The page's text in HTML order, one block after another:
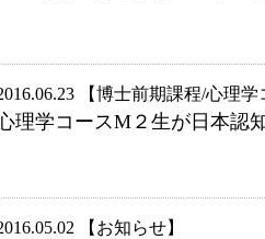
博士前期課程/心理学
理学コースM２生が日本認
お知らせ